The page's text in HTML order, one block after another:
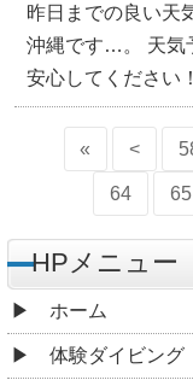
昨日までの良い天
沖縄です…。 天気
安心してください
« <
64 65
HPメニュー
ホーム
体験ダイビング